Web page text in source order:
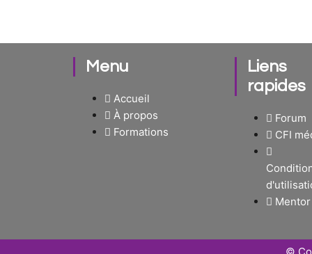
Menu
Accueil
À propos
Formations
Liens
rapides
Forum
CFI
Mentor